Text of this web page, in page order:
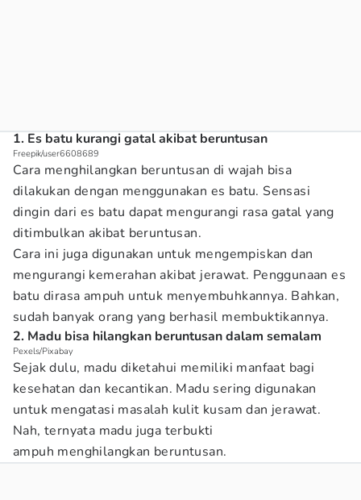
1. Es batu kurangi gatal akibat beruntusan
Freepik/user6608689
Cara menghilangkan beruntusan di wajah bisa
dilakukan dengan menggunakan es batu. Sensasi
dingin dari es batu dapat mengurangi rasa gatal yang
ditimbulkan akibat beruntusan.
Cara ini juga digunakan untuk mengempiskan dan
mengurangi kemerahan akibat jerawat. Penggunaan es
batu dirasa ampuh untuk menyembuhkannya. Bahkan,
sudah banyak orang yang berhasil membuktikannya.
2. Madu bisa hilangkan beruntusan dalam semalam
Pexels/Pixabay
Sejak dulu, madu diketahui memiliki manfaat bagi
kesehatan dan kecantikan. Madu sering digunakan
untuk mengatasi masalah kulit kusam dan jerawat.
Nah, ternyata madu juga terbukti
ampuh menghilangkan beruntusan.